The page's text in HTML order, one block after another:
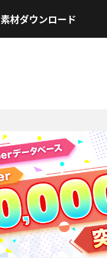
素材ダウンロード